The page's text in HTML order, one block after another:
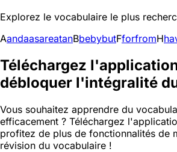
Explorez le vocabulaire le plus
AandaasareatanBbebybutFforfromH
Téléchargez
débloquer l'intégralité
Vous souhaitez apprendre du
efficacement ? Téléchargez
profitez de plus de fonctionnalités de
révision du vocabulaire !